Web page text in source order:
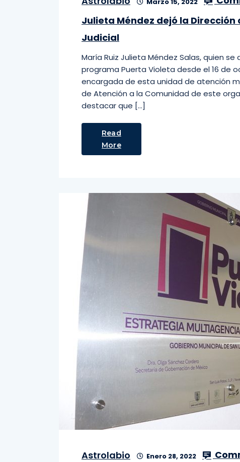
Julieta Méndez dejó la
Judicial
María Ruiz Julieta Méndez Salas, quien
programa Puerta Violeta desde el 16 de
encargada de esta unidad de atención
de Atención a la Comunidad de este
destacar que […]
Read
More
Astrolabio Enero 28, 2022